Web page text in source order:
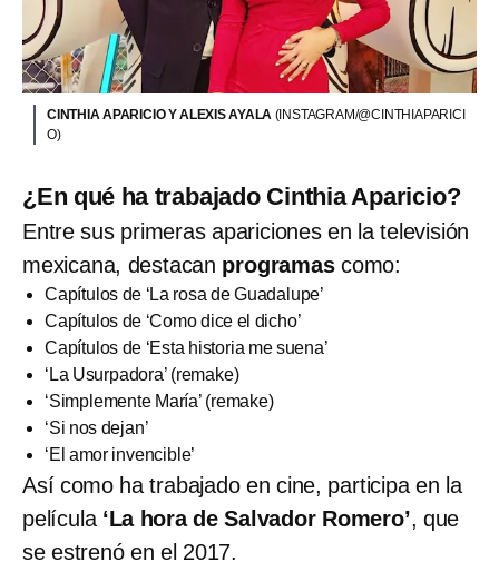
CINTHIA APARICIO Y ALEXIS AYALA (INSTAGRAM/@CINTHIAPARICI
O)
¿En qué ha trabajado Cinthia Aparicio?
Entre sus primeras apariciones en la televisión
mexicana, destacan programascomo:
Capítulos de ‘La rosa de Guadalupe’
Capítulos de ‘Como dice el dicho’
Capítulos de ‘Esta historia me suena’
‘La Usurpadora’ (remake)
‘Simplemente María’ (remake)
‘Si nos dejan’
‘El amor invencible’
Así como ha trabajado en cine, participa en la
película ‘La hora de Salvador Romero’, que
se estrenó en el 2017.